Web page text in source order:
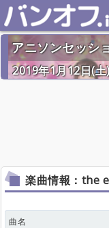
アニソンセッシ
2019年1月12日(
楽曲情報：the
曲名